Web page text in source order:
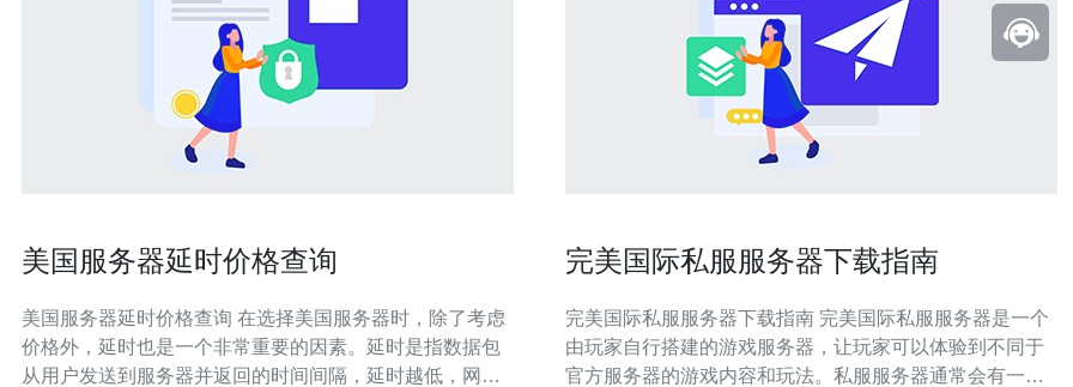
美国服务器延时价格查询
美国服务器延时价格查询 在选择美国服务器时，除了考虑
价格外，延时也是一个非常重要的因素。延时是指数据包
从用户发送到服务器并返回的时间间隔，延时越低，网站
完美国际私服服务器下载指南
完美国际私服服务器下载指南 完美国际私服服务器是一个
由玩家自行搭建的游戏服务器，让玩家可以体验到不同于
官方服务器的游戏内容和玩法。私服服务器通常会有一些